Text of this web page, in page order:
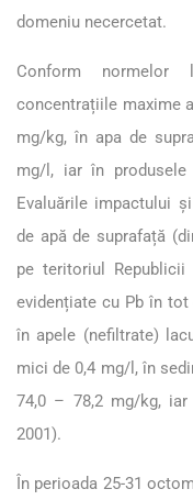
domeniu necercetat.
Conform normelor
concentrațiile maxime
mg/kg, în apa de
mg/l, iar în
Evaluările impactului
de apă de suprafață
pe teritoriul
evidențiate cu Pb în
în apele (nefiltrate)
mici de 0,4 mg/l, în
74,0 – 78,2 mg/kg,
2001).
În perioada 25-31